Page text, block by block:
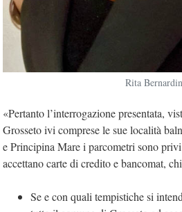
Rita
«Pertanto l’interrogazione presentata,
Grosseto ivi comprese le sue località
e Principina Mare i parcometri sono
accettano carte di credito e bancomat,
Se e con quali tempistiche si